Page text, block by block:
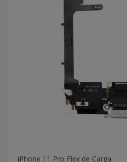
iPhone 11 Pro Flex de Carga